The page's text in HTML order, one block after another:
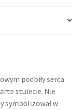
podbiły serca
stulecie. Nie
symbolizował w